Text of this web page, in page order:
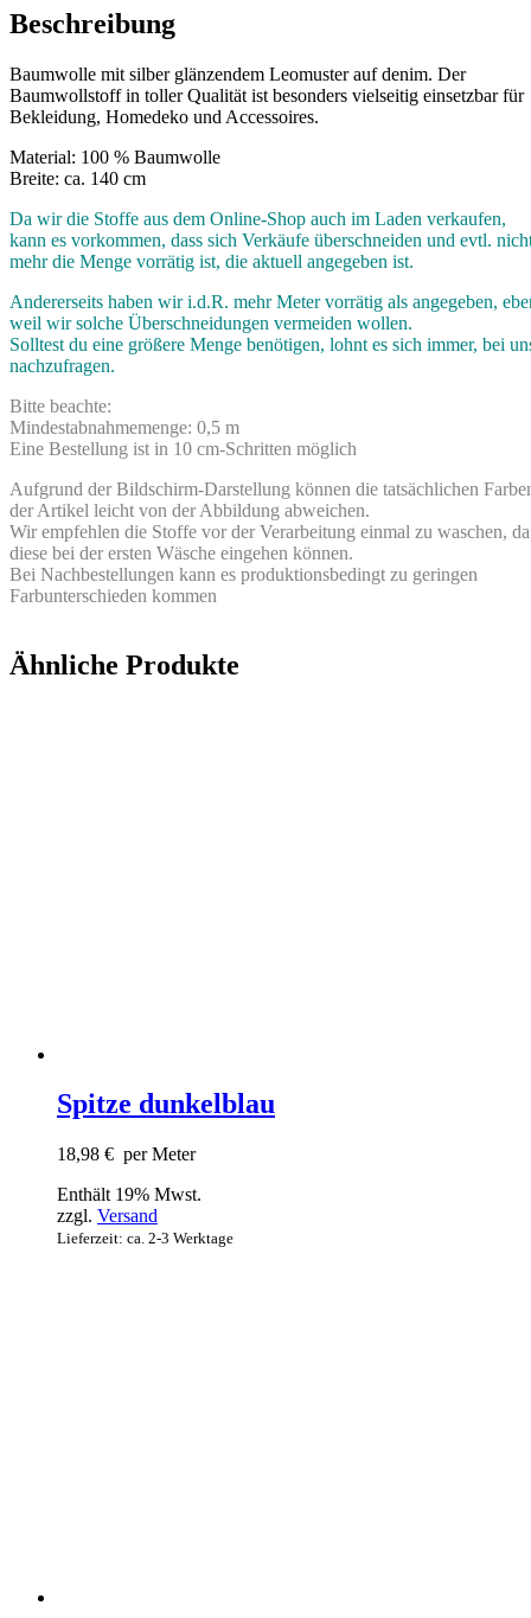
Beschreibung
Baumwolle mit silber glänzendem Leomuster auf denim. Der
Baumwollstoff in toller Qualität ist besonders vielseitig einsetzbar für
Bekleidung, Homedeko und Accessoires.
Material: 100 % Baumwolle
Breite: ca. 140 cm
Da wir die Stoffe aus dem Online-Shop auch im Laden verkaufen,
kann es vorkommen, dass sich Verkäufe überschneiden und evtl.
mehr die Menge vorrätig ist, die aktuell angegeben ist.
Andererseits haben wir i.d.R. mehr Meter vorrätig als angegeben,
weil wir solche Überschneidungen vermeiden wollen.
Solltest du eine größere Menge benötigen, lohnt es sich immer, bei
nachzufragen.
Bitte beachte:
Mindestabnahmemenge: 0,5 m
Eine Bestellung ist in 10 cm-Schritten möglich
Aufgrund der Bildschirm-Darstellung können die tatsächlichen
der Artikel leicht von der Abbildung abweichen.
Wir empfehlen die Stoffe vor der Verarbeitung einmal zu waschen, da
diese bei der ersten Wäsche eingehen können.
Bei Nachbestellungen kann es produktionsbedingt zu geringen
Farbunterschieden kommen
Ähnliche Produkte
Spitze dunkelblau
18,98 € per Meter
Enthält 19% Mwst.
zzgl. Versand
Lieferzeit: ca. 2-3 Werktage